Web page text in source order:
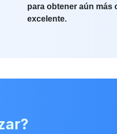
para obtener aún más
excelente.